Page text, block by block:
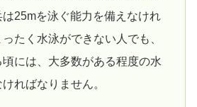
25mを泳ぐ能力を備えなけれ
たく水泳ができない人でも、
には、大多数がある程度の水
ればなりません。